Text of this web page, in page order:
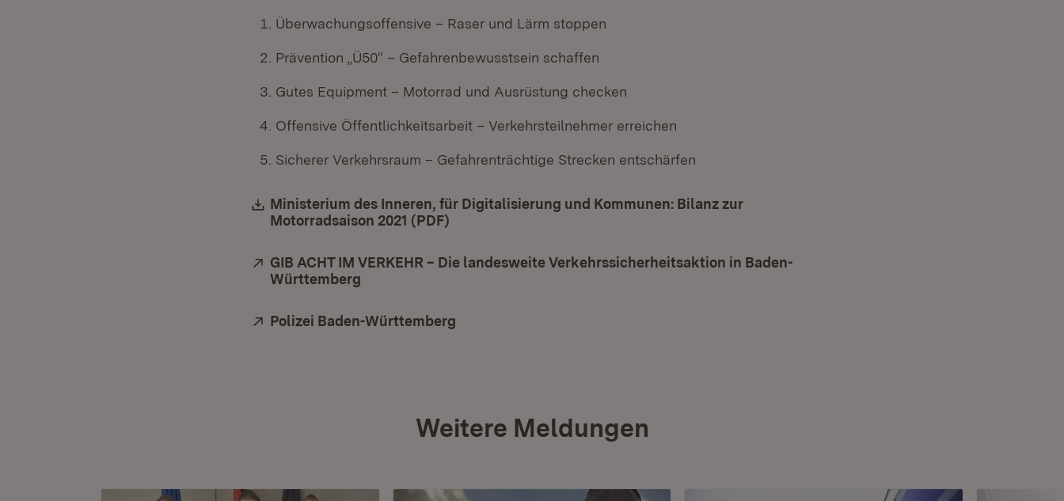
Überwachungsoffensive – Raser und Lärm stoppen
Prävention „Ü50“ – Gefahrenbewusstsein schaffen
Gutes Equipment – Motorrad und Ausrüstung checken
Offensive Öffentlichkeitsarbeit – Verkehrsteilnehmer erreichen
Sicherer Verkehrsraum – Gefahrenträchtige Strecken entschärfen
Download:
Ministerium des Inneren, für Digitalisierung und Kommunen: Bilanz zur
Motorradsaison 2021 (PDF)
Extern:
GIB ACHT IM VERKEHR – Die landesweite Verkehrssicherheitsaktion in Baden-
Württemberg
Extern:
Polizei Baden-Württemberg
Weitere Meldungen